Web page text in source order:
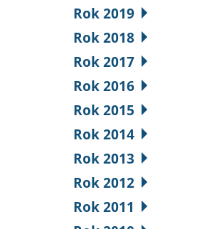
Rok 2019
Rok 2018
Rok 2017
Rok 2016
Rok 2015
Rok 2014
Rok 2013
Rok 2012
Rok 2011